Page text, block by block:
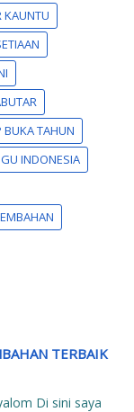
KAUNTU
TAHUN
INDONESIA
TERBAIK
Di sini saya